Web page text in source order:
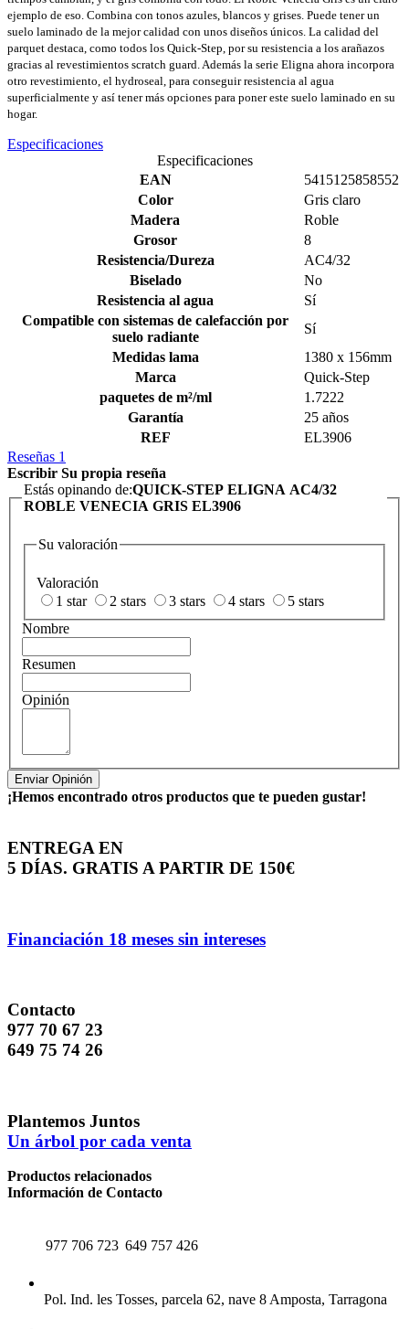
ejemplo de eso. Combina con tonos azules, blancos y grises. Puede tener un
suelo laminado de la mejor calidad con unos diseños únicos. La calidad del
parquet destaca, como todos los Quick-Step, por su resistencia a los arañazos
gracias al revestimientos scratch guard. Además la serie Eligna ahora incorpora
otro revestimiento, el hydroseal, para conseguir resistencia al agua
superficialmente y así tener más opciones para poner este suelo laminado en su
hogar.
Especificaciones
Especificaciones
EAN
5415125858552
Color
Gris claro
Madera
Roble
Grosor
8
Resistencia/Dureza
AC4/32
Biselado
No
Resistencia al agua
Sí
Compatible con sistemas de calefacción por
suelo radiante
Sí
Medidas lama
1380 x 156mm
Marca
Quick-Step
paquetes de m²/ml
1.7222
Garantía
25 años
REF
EL3906
Reseñas 1
Escribir Su propia reseña
Estás opinando de:QUICK-STEP ELIGNA AC4/32
ROBLE VENECIA GRIS EL3906
Su valoración
Valoración
1 star
2 stars 3 stars 4 stars
5 stars
Nombre
Resumen
Opinión
Enviar Opinión
¡Hemos encontrado otros productos que te pueden gustar!
ENTREGA EN
5 DÍAS. GRATIS A PARTIR DE 150€
Financiación 18 meses sin intereses
Contacto
977 70 67 23
649 75 74 26
Plantemos Juntos
Un árbol por cada venta
Productos relacionados
Información de Contacto
977 706 723 649 757 426
Pol. Ind. les Tosses, parcela 62, nave 8 Amposta, Tarragona